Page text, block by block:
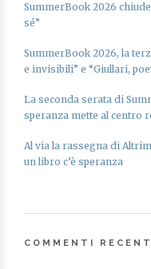
SummerBook 2026
sé”
SummerBook 2026, la
e invisibili” e “Giullari,
La seconda serata di
speranza mette al centro
Al via la rassegna di
un libro c’è speranza
COMMENTI